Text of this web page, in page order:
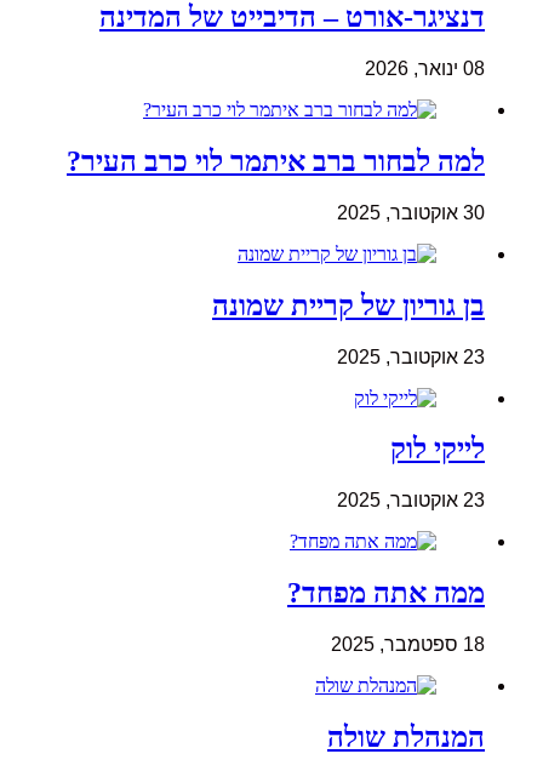
דנציגר-אורט – הדיבייט של המדינה
08 ינואר, 2026
למה לבחור ברב איתמר לוי כרב העיר?
30 אוקטובר, 2025
בן גוריון של קריית שמונה
23 אוקטובר, 2025
לייקי לוק
23 אוקטובר, 2025
ממה אתה מפחד?
18 ספטמבר, 2025
המנהלת שולה